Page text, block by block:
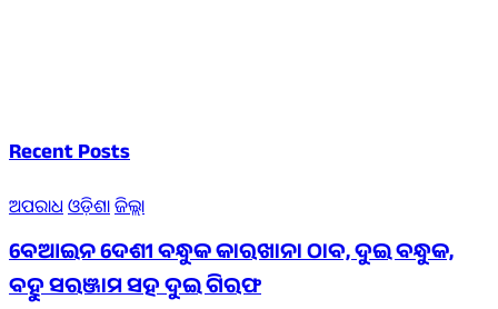
Recent Posts
ଅପରାଧ ଓଡ଼ିଶାଜିଲ୍ଲା
ବେଆଇନ ଦେଶୀ ବନ୍ଧୁକ କାରଖାନା ଠାବ, ଦୁଇ ବନ୍ଧୁକ,
ବହୁ ସରଞ୍ଜାମ ସହ ଦୁଇ ଗିରଫ